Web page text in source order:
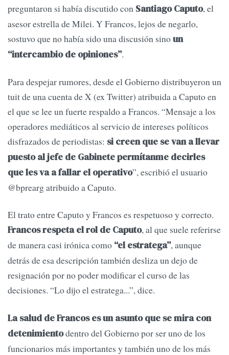
preguntaron si había discutido con Santiago Caputo, el
asesor estrella de Milei. Y Francos, lejos de negarlo,
sostuvo que no había sido una discusión sinoun
“intercambio de opiniones”.
Para despejar rumores, desde el Gobierno distribuyeron un
tuit de una cuenta de X (ex Twitter) atribuida a Caputo en
el que se lee un fuerte respaldo a Francos. “Mensaje a los
operadores mediáticos al servicio de intereses políticos
disfrazados de periodistas: si creen que se van a llevar
puesto al jefe de Gabinete permítanme decirles
que les va a fallar el operativo”, escribió el usuario
@bprearg atribuido a Caputo.
El trato entre Caputo y Francos es respetuoso y correcto.
Francos respeta el rol de Caputo, al que suele referirse
de manera casi irónica como “el estratega”, aunque
detrás de esa descripción también desliza un dejo de
resignación por no poder modificar el curso de las
decisiones. “Lo dijo el estratega...”, dice.
La salud de Francos es un asunto que se mira con
detenimientodentro del Gobierno por ser uno de los
funcionarios más importantes y también uno de los más